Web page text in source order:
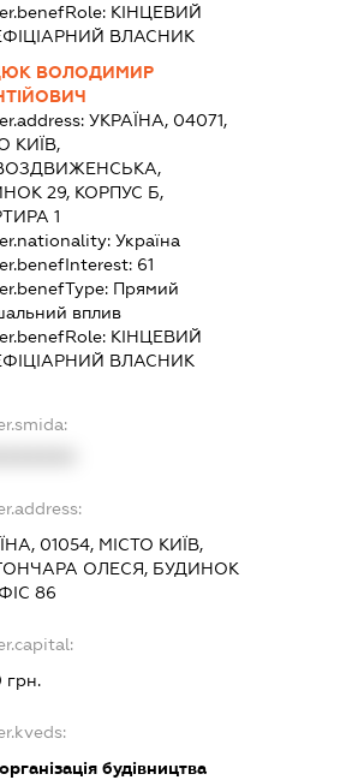
КІНЦЕВИЙ
ВЛАСНИК
ВОЛОДИМИР
УКРАЇНА, 04071,
КИЇВ,
29, КОРПУС Б,
1
Україна
61
Прямий
вплив
КІНЦЕВИЙ
ВЛАСНИК
01054, МІСТО КИЇВ,
ОЛЕСЯ, БУДИНОК
86
грн.
будівництва